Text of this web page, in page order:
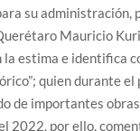
su administración,
Mauricio
estima e identifica
quien durante el
de importantes
2022, por ello,